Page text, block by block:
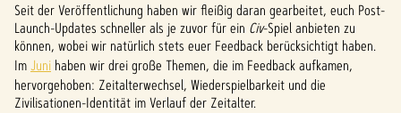
Seit der Veröffentlichung haben wir fleißig daran gearbeitet, euch Post-
Launch-Updates schneller als je zuvor für ein Civ-Spiel anbieten zu
können, wobei wir natürlich stets euer Feedback berücksichtigt haben.
ImJuni haben wir drei große Themen, die im Feedback aufkamen,
hervorgehoben: Zeitalterwechsel, Wiederspielbarkeit und die
Zivilisationen-Identität im Verlauf der Zeitalter.